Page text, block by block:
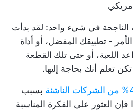
الناجحة في شيء واحد: لقد بدأت
- تطبيقك المفضل، أو أداة
اللعبة، أو حتى تلك القطعة
تكن تعلم أنك بحاجة إليها.
بسبب
العثور على الفكرة المناسبة